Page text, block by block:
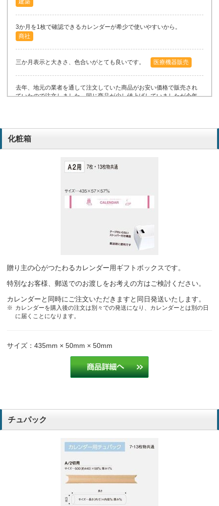
3か月を1枚で確認できるカレンダーが希少で使いやすいから。
商社
三か月表示と大きさ、色合いがとても良いです。 医療機器販売
去年、地元の業者を通して注文していた商品がお安い価格で販売され
ていたので注文しました。同じ商品が少し値上げしていましたが今年
毎年利用しているが、使いやすい。他より単価が安い。サイトでの再
オーダーがしやすい。
オーダーがしやすい。
も利用している業者さんがカレンダーを取り扱うのをやめたので、ネ
ットで調べたらこちらにたどり着きました。お安くてびっくりしてお
使いやすいから 商社
3か月カレンダーはなかなかなくて使いやすいと評判が良い。 商社
3か月が見やすい。他に3か月のがあまりないから。
印刷カラー選択とありますが、昨年同様でお願いいたします。
3ヶ月カレンダー大人気です。
毎年同じデザインにしている。明るくて見やすいと好評なため。
3ヶ月表示はとても実用的です。月毎に紙の色が変わっている所が気
化粧箱
贈り主の心がつたわるカレンダー用ギフトボックスです。
特別なお客様、郵送でのお渡しをお考えの方はご検討ください。
カレンダーと同時にご注文いただきますと同日発送いたします。
カレンダーを購入後の注文は別々での発送になり、カレンダーとは別の日
に届くことになります。
サイズ：435mm × 50mm × 50mm
チュパック